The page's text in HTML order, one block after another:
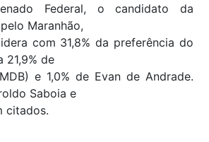
Federal, o candidato da
Maranhão,
com 31,8% da preferência do
21,9% de
e 1,0% de Evan de Andrade.
Saboia e
citados.